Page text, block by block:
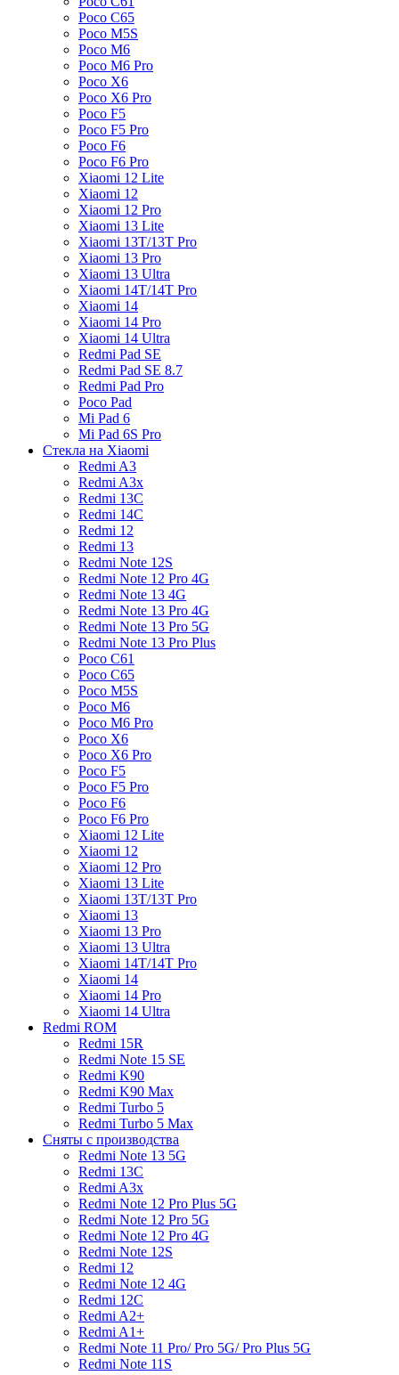
Poco C65
Poco M5S
Poco M6
Poco M6 Pro
Poco X6
Poco X6 Pro
Poco F5
Poco F5 Pro
Poco F6
Poco F6 Pro
Xiaomi 12 Lite
Xiaomi 12
Xiaomi 12 Pro
Xiaomi 13 Lite
Xiaomi 13T/13T Pro
Xiaomi 13 Pro
Xiaomi 13 Ultra
Xiaomi 14T/14T Pro
Xiaomi 14
Xiaomi 14 Pro
Xiaomi 14 Ultra
Redmi Pad SE
Redmi Pad SE 8.7
Redmi Pad Pro
Poco Pad
Mi Pad 6
Mi Pad 6S Pro
Стекла на Xiaomi
Redmi A3
Redmi A3x
Redmi 13C
Redmi 14C
Redmi 12
Redmi 13
Redmi Note 12S
Redmi Note 12 Pro 4G
Redmi Note 13 4G
Redmi Note 13 Pro 4G
Redmi Note 13 Pro 5G
Redmi Note 13 Pro Plus
Poco C61
Poco C65
Poco M5S
Poco M6
Poco M6 Pro
Poco X6
Poco X6 Pro
Poco F5
Poco F5 Pro
Poco F6
Poco F6 Pro
Xiaomi 12 Lite
Xiaomi 12
Xiaomi 12 Pro
Xiaomi 13 Lite
Xiaomi 13T/13T Pro
Xiaomi 13
Xiaomi 13 Pro
Xiaomi 13 Ultra
Xiaomi 14T/14T Pro
Xiaomi 14
Xiaomi 14 Pro
Xiaomi 14 Ultra
Redmi ROM
Redmi 15R
Redmi Note 15 SE
Redmi K90
Redmi K90 Max
Redmi Turbo 5
Redmi Turbo 5 Max
Сняты с производства
Redmi Note 13 5G
Redmi 13C
Redmi A3x
Redmi Note 12 Pro Plus 5G
Redmi Note 12 Pro 5G
Redmi Note 12 Pro 4G
Redmi Note 12S
Redmi 12
Redmi Note 12 4G
Redmi 12C
Redmi A2+
Redmi A1+
Redmi Note 11 Pro/ Pro 5G/ Pro Plus 5G
Redmi Note 11S